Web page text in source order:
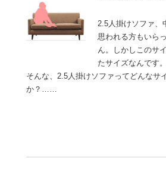
2.5人掛けソファ、
思われる方もいら
ん。しかしこのサ
たサイズなんです。
そんな、2.5人掛けソファってどんなサ
か？……